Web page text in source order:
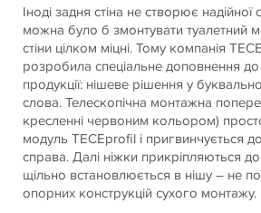
Іноді задня стіна не створює надійної
можна було б змонтувати туалетний
стіни цілком міцні. Тому компанія
розробила спеціальне доповнення до
продукції: нішеве рішення у
слова. Телескопічна монтажна
кресленні червоним кольором)
модуль TECEprofil і пригвинчується до
справа. Далі ніжки прикріпляються
щільно встановлюється в нішу – не
опорних конструкцій сухого монтажу.